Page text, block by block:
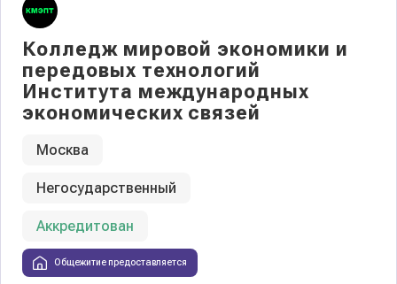
Колледж мировой экономики и
передовых технологий
Института международных
экономических связей
Москва
Негосударственный
Аккредитован
Общежитие предоставляется